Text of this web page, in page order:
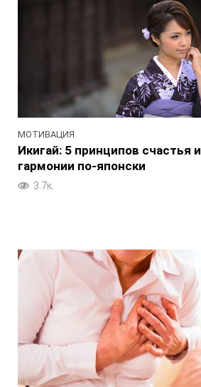
МОТИВАЦИЯ
Икигай: 5 принципов счастья и
гармонии по-японски
3.7к.